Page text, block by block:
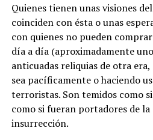
Quienes tienen unas visiones
coinciden con ésta o unas
con quienes no pueden
día a día (aproximadamente
anticuadas reliquias de otra
sea pacíficamente o haciendo
terroristas. Son temidos como
como si fueran portadores de
insurrección.